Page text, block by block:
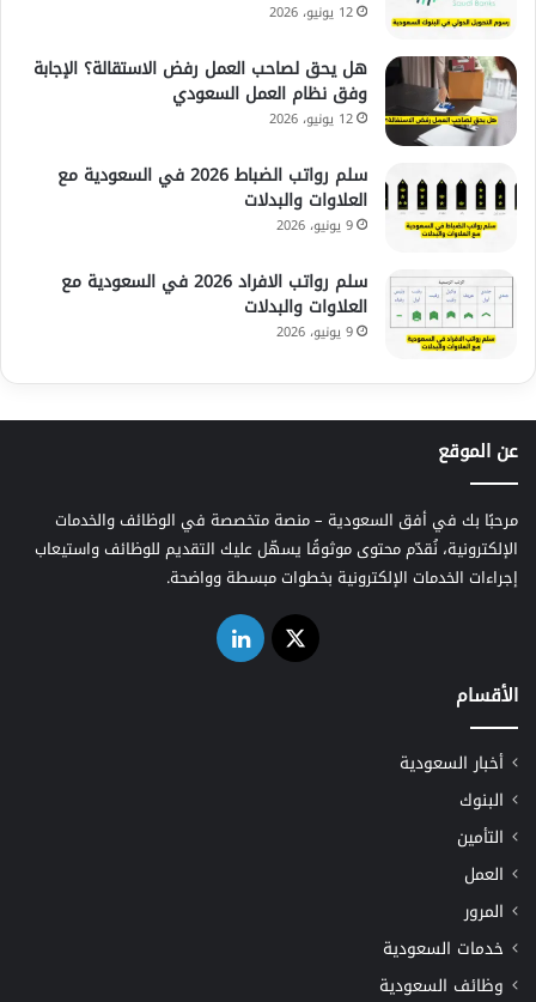
12 يونيو، 2026
هل يحق لصاحب العمل رفض الاستقالة؟ الإجابة
وفق نظام العمل السعودي
12 يونيو، 2026
سلم رواتب الضباط 2026 في السعودية مع
العلاوات والبدلات
9 يونيو، 2026
سلم رواتب الافراد 2026 في السعودية مع
العلاوات والبدلات
9 يونيو، 2026
عن الموقع
مرحبًا بك في أفق السعودية – منصة متخصصة في الوظائف والخدمات
الإلكترونية، نُقدّم محتوى موثوقًا يسهّل عليك التقديم للوظائف واستيعاب
إجراءات الخدمات الإلكترونية بخطوات مبسطة وواضحة.
‫X لينكدإن
الأقسام
أخبار السعودية
البنوك
التأمين
العمل
المرور
خدمات السعودية
وظائف السعودية